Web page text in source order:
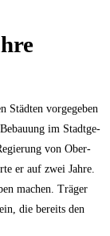
Städ­ten vor­ge­ge­ben
im Stadt­ge­
von Ober­
er auf zwei Jah­re.
machen. Trä­ger
die bereits den